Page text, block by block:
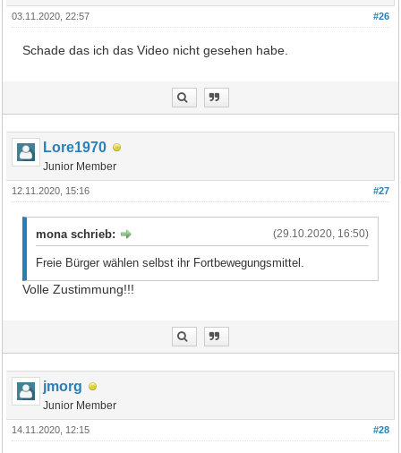
#26
03.11.2020, 22:57
Schade das ich das Video nicht gesehen habe.
Lore1970
Junior Member
#27
12.11.2020, 15:16
(29.10.2020, 16:50)
mona schrieb:
Freie Bürger wählen selbst ihr Fortbewegungsmittel.
Volle Zustimmung!!!
jmorg
Junior Member
#28
14.11.2020, 12:15